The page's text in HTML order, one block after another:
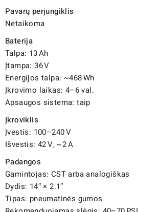
Pavarų perjungiklis
Netaikoma
Baterija
Talpa: 13 Ah
Įtampa: 36 V
Energijos talpa: ~468 Wh
Įkrovimo laikas: 4–6 val.
Apsaugos sistema: taip
Įkroviklis
Įvestis: 100–240 V
Išvestis: 42 V, ~2 A
Padangos
Gamintojas: CST arba analogiškas
Dydis: 14″ × 2.1″
Tipas: pneumatinės gumos